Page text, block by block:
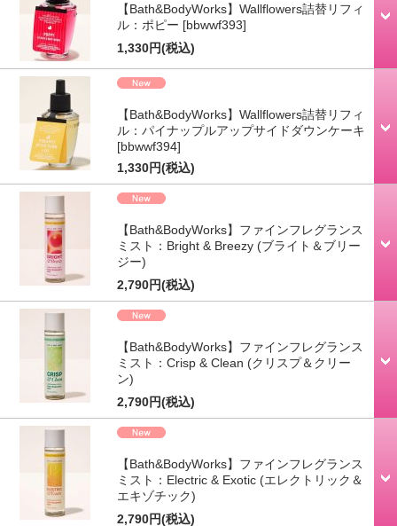
【Bath&BodyWorks】Wallflowers詰替リフィ
ル：ポピー [bbwwf393]
1,330円(税込)
【Bath&BodyWorks】Wallflowers詰替リフィ
ル：パイナップルアップサイドダウンケーキ
[bbwwf394]
1,330円(税込)
【Bath&BodyWorks】ファインフレグランス
ミスト：Bright & Breezy (ブライト＆ブリー
ジー)
2,790円(税込)
【Bath&BodyWorks】ファインフレグランス
ミスト：Crisp & Clean (クリスプ＆クリー
ン)
2,790円(税込)
【Bath&BodyWorks】ファインフレグランス
ミスト：Electric & Exotic (エレクトリック＆
エキゾチック)
2,790円(税込)